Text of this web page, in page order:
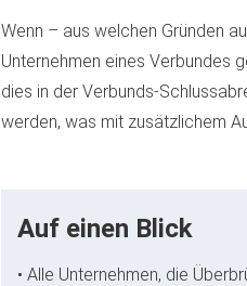
Wenn – aus welchen Gründen
Unternehmen eines Verbundes
dies in der Verbunds-
werden, was mit zusätzlichem
Auf einen Blick
• Alle Unternehmen, die